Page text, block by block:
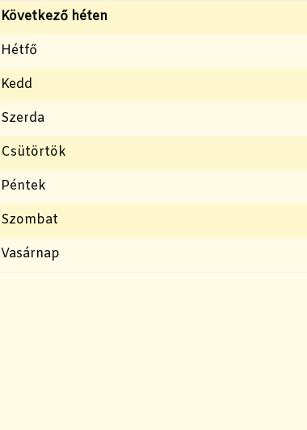
Következő héten
Hétfő
Kedd
Szerda
Csütörtök
Péntek
Szombat
Vasárnap